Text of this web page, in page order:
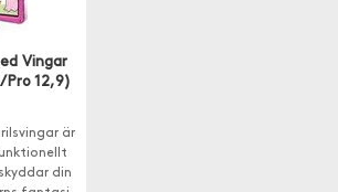
Vingar
Pro 12,9)
är
din